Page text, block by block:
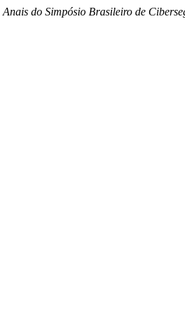
Anais do Simpósio Brasileiro de